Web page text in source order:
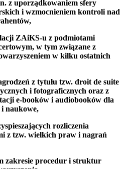
z uporządkowaniem sfery
i wzmocnieniem kontroli nad
ZAiKS-u z podmiotami
w tym związane z
w kilku ostatnich
z tytułu tzw. droit de suite
i fotograficznych oraz z
e-booków i audiobooków dla
naukowe,
rozliczenia
z tzw. wielkich praw i nagrań
zakresie procedur i struktur